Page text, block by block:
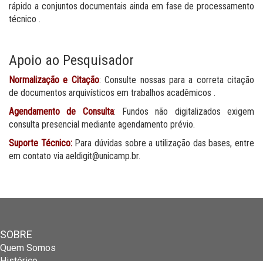
rápido a conjuntos documentais ainda em fase de processamento
técnico .
Apoio ao Pesquisador
Normalização e Citação: Consulte nossas para a correta citação
de documentos arquivísticos em trabalhos acadêmicos .
Agendamento de Consulta: Fundos não digitalizados exigem
consulta presencial mediante agendamento prévio.
Suporte Técnico:Para dúvidas sobre a utilização das bases, entre
em contato via aeldigit@unicamp.br.
SOBRE
Quem Somos